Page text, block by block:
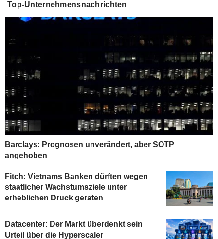
Top-Unternehmensnachrichten
Barclays: Prognosen unverändert, aber SOTP
angehoben
Fitch: Vietnams Banken dürften wegen
staatlicher Wachstumsziele unter
erheblichen Druck geraten
Datacenter: Der Markt überdenkt sein
Urteil über die Hyperscaler